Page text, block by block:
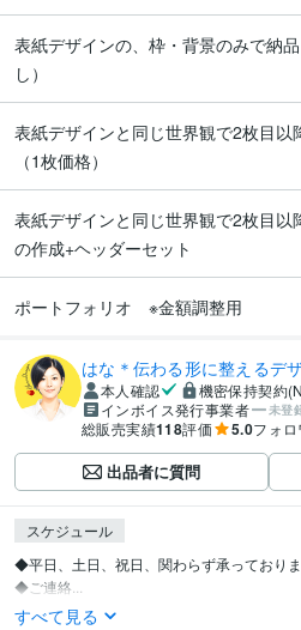
表紙デザインの、枠・背景のみで納
し）
表紙デザインと同じ世界観で2枚目以
（1枚価格）
表紙デザインと同じ世界観で2枚目以
の作成+ヘッダーセット
ポートフォリオ ※金額調整用
はな＊伝わる形に整えるデ
本人確認 機密保持契約
インボイス発行事業者 未登
総販売実績118評価 5.0フォ
出品者に質問
スケジュール
◆平日、土日、祝日、関わらず承っており
◆ご連絡...
すべて見る